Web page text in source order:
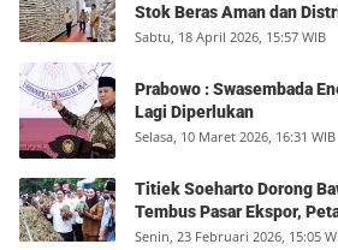
Stok Beras Aman dan
Sabtu, 18 April 2026, 15:57 WIB
Prabowo : Swasembada
Lagi Diperlukan
Selasa, 10 Maret 2026, 16:31 WIB
Titiek Soeharto Dorong
Tembus Pasar Ekspor,
Juta per Hektare
Senin, 23 Februari 2026, 15:05